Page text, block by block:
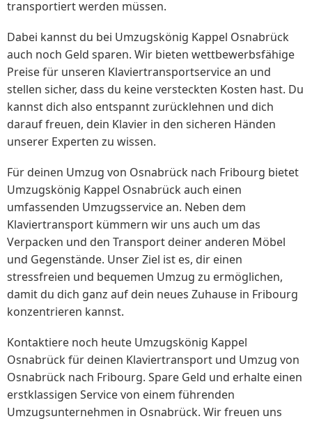
transportiert werden müssen.
Dabei kannst du bei Umzugskönig Kappel Osnabrück
auch noch Geld sparen. Wir bieten wettbewerbsfähige
Preise für unseren Klaviertransportservice an und
stellen sicher, dass du keine versteckten Kosten hast. Du
kannst dich also entspannt zurücklehnen und dich
darauf freuen, dein Klavier in den sicheren Händen
unserer Experten zu wissen.
Für deinen Umzug von Osnabrück nach Fribourg bietet
Umzugskönig Kappel Osnabrück auch einen
umfassenden Umzugsservice an. Neben dem
Klaviertransport kümmern wir uns auch um das
Verpacken und den Transport deiner anderen Möbel
und Gegenstände. Unser Ziel ist es, dir einen
stressfreien und bequemen Umzug zu ermöglichen,
damit du dich ganz auf dein neues Zuhause in Fribourg
konzentrieren kannst.
Kontaktiere noch heute Umzugskönig Kappel
Osnabrück für deinen Klaviertransport und Umzug von
Osnabrück nach Fribourg. Spare Geld und erhalte einen
erstklassigen Service von einem führenden
Umzugsunternehmen in Osnabrück. Wir freuen uns